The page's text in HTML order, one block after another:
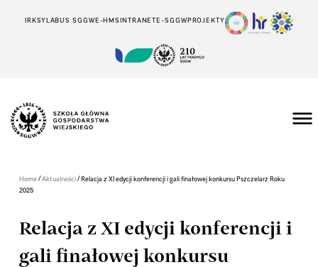
IRKSYLABUS SGGWE-HMSINTRANETE-SGGWPROJEKTY
Home/Aktualności/Relacja z XI edycji konferencji i gali finałowej konkursu Pszczelarz Roku
2025
Relacja z XI edycji konferencji i
gali finałowej konkursu